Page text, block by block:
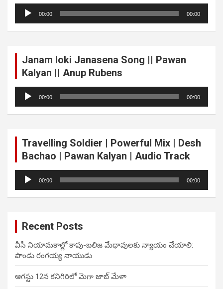
Audio
Player
00:00 00:00
Janam loki Janasena Song || Pawan
Kalyan || Anup Rubens
Audio
Player
00:00 00:00
Travelling Soldier | Powerful Mix | Desh
Bachao | Pawan Kalyan | Audio Track
Audio
Player
00:00 00:00
Recent Posts
వీసీ నియామకాల్లో కాపు-బలిజ మేధావులకు న్యాయం చేయాలి:
పాండు రంగయ్య నాయుడు
ఆగస్టు 12న కనిగిరిలో మెగా జాబ్ మేళా